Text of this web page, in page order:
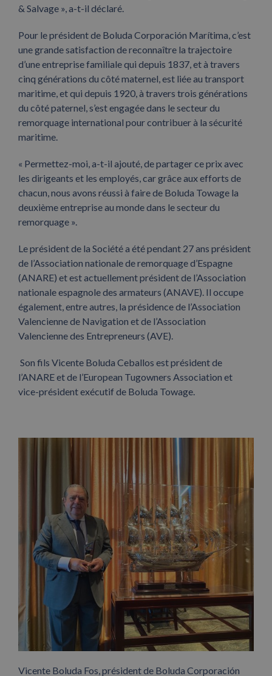
& Salvage », a-t-il déclaré.
Pour le président de Boluda Corporación Marítima, c’est
une grande satisfaction de reconnaître la trajectoire
d’une entreprise familiale qui depuis 1837, et à travers
cinq générations du côté maternel, est liée au transport
maritime, et qui depuis 1920, à travers trois générations
du côté paternel, s’est engagée dans le secteur du
remorquage international pour contribuer à la sécurité
maritime.
« Permettez-moi, a-t-il ajouté, de partager ce prix avec
les dirigeants et les employés, car grâce aux efforts de
chacun, nous avons réussi à faire de Boluda Towage la
deuxième entreprise au monde dans le secteur du
remorquage ».
Le président de la Société a été pendant 27 ans président
de l’Association nationale de remorquage d’Espagne
(ANARE) et est actuellement président de l’Association
nationale espagnole des armateurs (ANAVE). Il occupe
également, entre autres, la présidence de l’Association
Valencienne de Navigation et de l’Association
Valencienne des Entrepreneurs (AVE).
Son fils Vicente Boluda Ceballos est président de
l’ANARE et de l’European Tugowners Association et
vice-président exécutif de Boluda Towage.
Vicente Boluda Fos, président de Boluda Corporación